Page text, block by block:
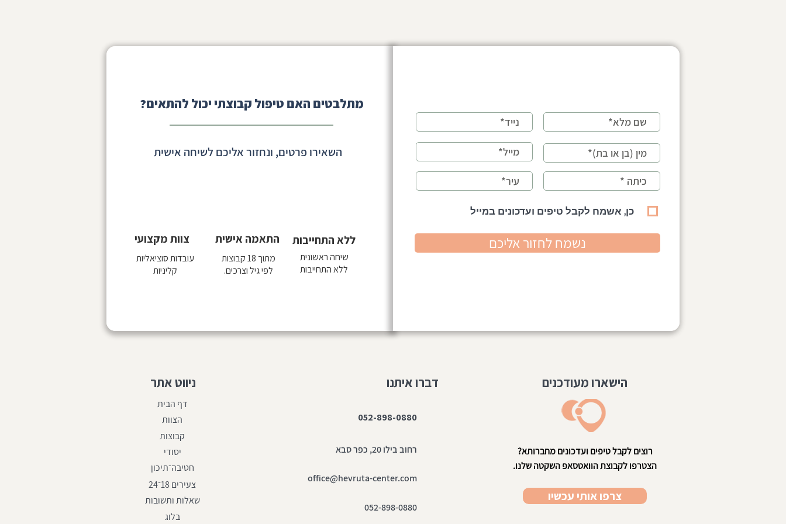
קשיים חברתיים בכיתות א-ב - מתי
הקושי כבר לא נובע רק מהסתגלות?
מתלבטים האם טיפול קבוצתי יכול להתאים?
השאירו פרטים, ונחזור אליכם לשיחה אישית
צוות מקצועי התאמה אישית ללא התחייבות
עובדות סוציאליות
קליניות
מתוך 18 קבוצות
לפי גיל וצרכים.
שיחה ראשונית
ללא התחייבות
כן, אשמח לקבל טיפים ועדכונים במייל
נשמח לחזור אליכם
ניווט אתר
דף הבית
הצוות
קבוצות
יסודי
חטיבה־תיכון
צעירים 18־24
שאלות ותשובות
בלוג
דברו איתנו
052-898-0880
רחוב בילו 20, כפר סבא
office@hevruta-center.com
052-898-0880
הישארו מעודכנים
רוצים לקבל טיפים ועדכונים מחברותא?
הצטרפו לקבוצת הוואטסאפ השקטה שלנו.
צרפו אותי עכשיו